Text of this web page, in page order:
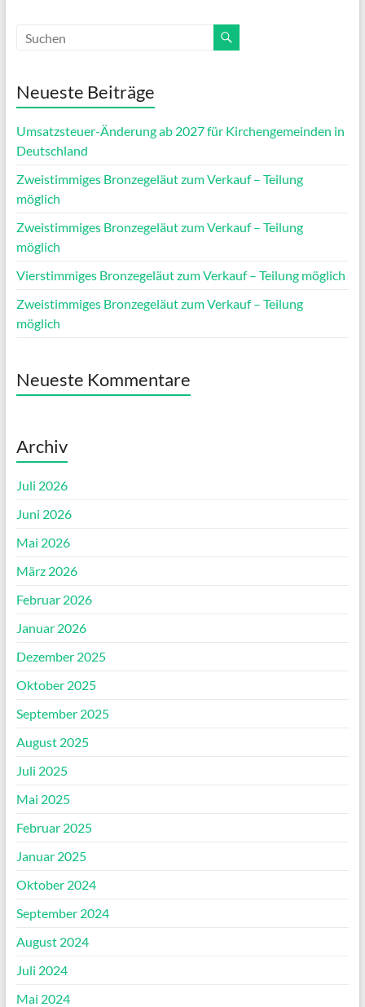
Neueste Beiträge
Umsatzsteuer-Änderung ab 2027 für Kirchengemeinden in
Deutschland
Zweistimmiges Bronzegeläut zum Verkauf – Teilung
möglich
Zweistimmiges Bronzegeläut zum Verkauf – Teilung
möglich
Vierstimmiges Bronzegeläut zum Verkauf – Teilung möglich
Zweistimmiges Bronzegeläut zum Verkauf – Teilung
möglich
Neueste Kommentare
Archiv
Juli 2026
Juni 2026
Mai 2026
März 2026
Februar 2026
Januar 2026
Dezember 2025
Oktober 2025
September 2025
August 2025
Juli 2025
Mai 2025
Februar 2025
Januar 2025
Oktober 2024
September 2024
August 2024
Juli 2024
Mai 2024